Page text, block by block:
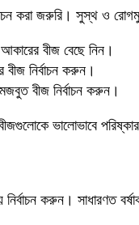
করা জরুরি। সুস্থ ও
আকারের বীজ বেছে নিন।
বীজ নির্বাচন করুন।
বীজ নির্বাচন করুন।
ভালোভাবে
করুন। সাধারণত